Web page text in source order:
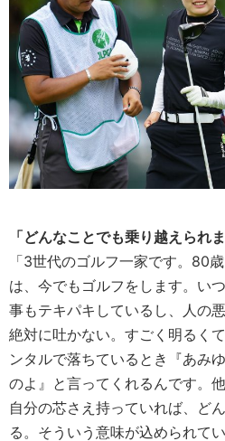
「どんなことでも乗り越えられ
「3世代のゴルフ一家です。80
は、今でもゴルフをします。い
事もテキパキしているし、人の
絶対に吐かない。すごく明るく
ンタルで落ちているとき『あみ
のよ』と言ってくれるんです。
自分の芯さえ持っていれば、ど
る。そういう意味が込められて